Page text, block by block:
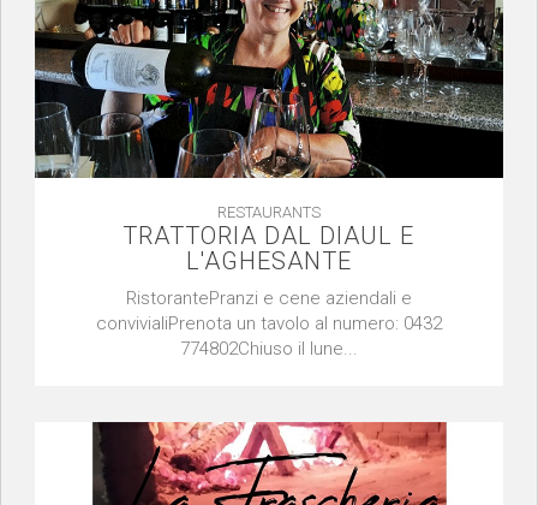
RESTAURANTS
TRATTORIA DAL DIAUL E
L'AGHESANTE
RistorantePranzi e cene aziendali e
convivialiPrenota un tavolo al numero: 0432
774802Chiuso il lune...